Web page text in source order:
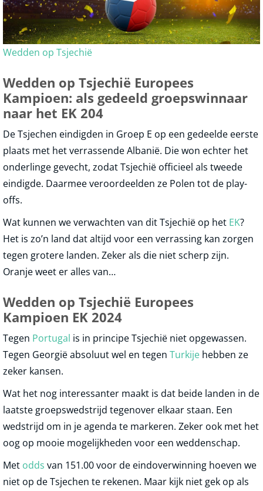
Wedden op Tsjechië
Wedden op Tsjechië Europees
Kampioen: als gedeeld groepswinnaar
naar het EK 204
De Tsjechen eindigden in Groep E op een gedeelde eerste
plaats met het verrassende Albanië. Die won echter het
onderlinge gevecht, zodat Tsjechië officieel als tweede
eindigde. Daarmee veroordeelden ze Polen tot de play-
offs.
Wat kunnen we verwachten van dit Tsjechië op het EK?
Het is zo’n land dat altijd voor een verrassing kan zorgen
tegen grotere landen. Zeker als die niet scherp zijn.
Oranje weet er alles van…
Wedden op Tsjechië Europees
Kampioen EK 2024
Tegen Portugal is in principe Tsjechië niet opgewassen.
Tegen Georgië absoluut wel en tegen Turkije hebben ze
zeker kansen.
Wat het nog interessanter maakt is dat beide landen in de
laatste groepswedstrijd tegenover elkaar staan. Een
wedstrijd om in je agenda te markeren. Zeker ook met het
oog op mooie mogelijkheden voor een weddenschap.
Met odds van 151.00 voor de eindoverwinning hoeven we
niet op de Tsjechen te rekenen. Maar kijk niet gek op als